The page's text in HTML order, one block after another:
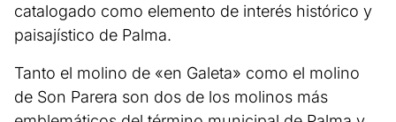
catalogado como elemento de interés histórico y
paisajístico de Palma.
Tanto el molino de «en Galeta» como el molino
de Son Parera son dos de los molinos más